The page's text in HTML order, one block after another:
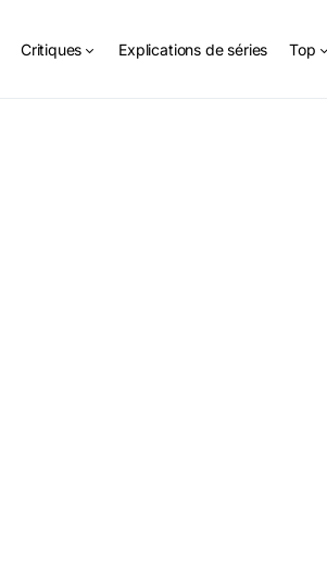
Critiques Explications de séries Top